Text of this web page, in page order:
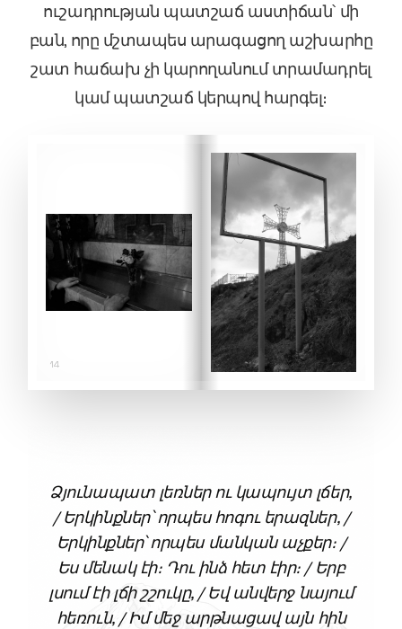
ուշադրության պատշաճ աստիճան՝ մի
բան, որը մշտապես արագացող աշխարհը
շատ հաճախ չի կարողանում տրամադրել
կամ պատշաճ կերպով հարգել։
14 15
Ձյունապատ լեռներ ու կապույտ լճեր,
/ Երկինքներ՝ որպես հոգու երազներ, /
Երկինքներ՝ որպես մանկան աչքեր։ /
Ես մենակ էի։ Դու ինձ հետ էիր։ / Երբ
լսում էի լճի շշուկը, / Եվ անվերջ նայում
հեռուն, / Իմ մեջ արթնացավ այն հին